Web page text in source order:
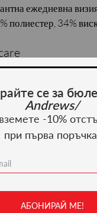
ежедневна
полиестер, 34%
се за
Andrews/
-10%
при първа
АБОНИРАЙ МЕ!